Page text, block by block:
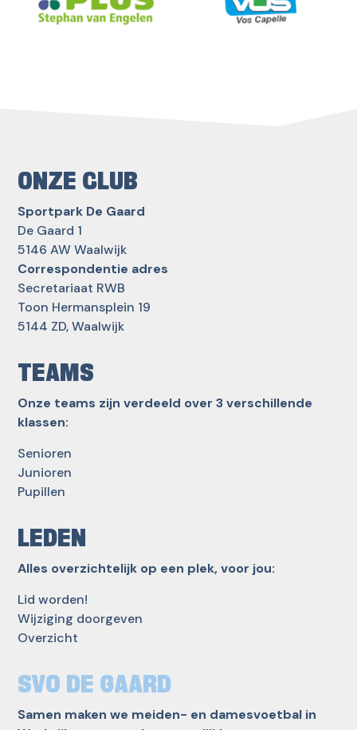
ONZE CLUB
Sportpark De Gaard
De Gaard 1
5146 AW Waalwijk
Correspondentie adres
Secretariaat RWB
Toon Hermansplein 19
5144 ZD, Waalwijk
TEAMS
Onze teams zijn verdeeld over 3 verschillende
klassen:
Senioren
Junioren
Pupillen
LEDEN
Alles overzichtelijk op een plek, voor jou:
Lid worden!
Wijziging doorgeven
Overzicht
SVO DE GAARD
Samen maken we meiden- en damesvoetbal in